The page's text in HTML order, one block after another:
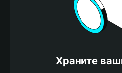
Храните